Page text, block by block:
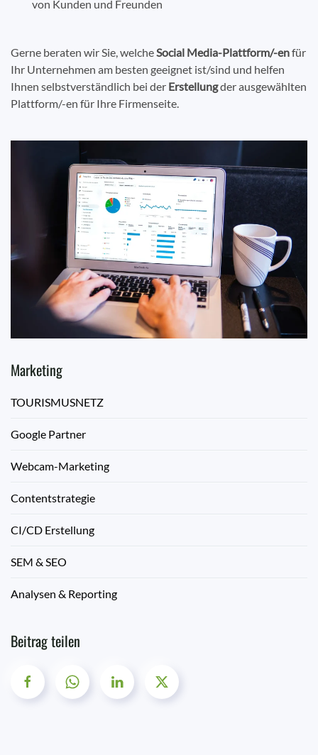
von Kunden und Freunden
Gerne beraten wir Sie, welcheSocial Media-Plattform/-enfür
Ihr Unternehmen am besten geeignet ist/sind und helfen
Ihnen selbstverständlich bei der Erstellungder ausgewählten
Plattform/-en für Ihre Firmenseite.
Marketing
TOURISMUSNETZ
Google Partner
Webcam-Marketing
Contentstrategie
CI/CD Erstellung
SEM & SEO
Analysen & Reporting
Beitrag teilen